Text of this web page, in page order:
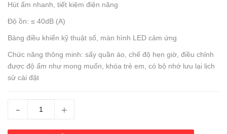
Hút ẩm nhanh, tiết kiệm điện năng
Độ ồn: ≤ 40dB (A)
Bảng điều khiển kỹ thuật số, màn hình LED cảm ứng
Chức năng thông minh: sấy quần áo, chế độ hẹn giờ, điều chỉnh
được độ ẩm như mong muốn, khóa trẻ em, có bộ nhớ lưu lại lịch
sử cài đặt
- +